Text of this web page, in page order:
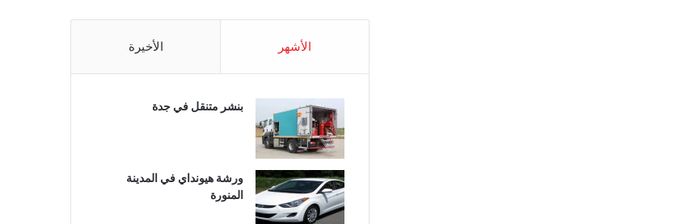
الأشهر الأخيرة
بنشر متنقل في جدة
ورشة هيونداي في المدينة
المنورة